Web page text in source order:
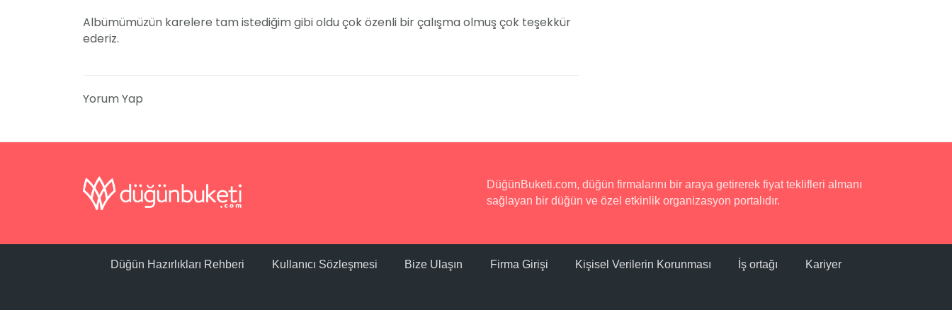
Albümümüzün karelere tam istediğim gibi oldu çok özenli bir çalışma olmuş çok teşekkür
ederiz.
Yorum Yap
DüğünBuketi.com, düğün firmalarını bir araya getirerek fiyat teklifleri almanı
sağlayan bir düğün ve özel etkinlik organizasyon portalıdır.
Düğün Hazırlıkları Rehberi Kullanıcı Sözleşmesi Bize Ulaşın Firma Girişi Kişisel Verilerin Korunması İş ortağı Kariyer